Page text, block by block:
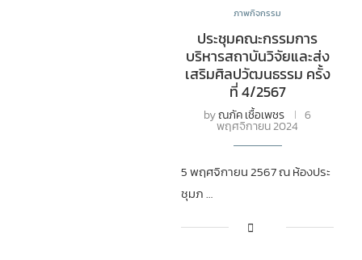
ภาพกิจกรรม
ประชุมคณะกรรมการ
บริหารสถาบันวิจัยและส่ง
เสริมศิลปวัฒนธรรม ครั้ง
ที่ 4/2567
byณภัค เชื้อเพชร 6
พฤศจิกายน 2024
5 พฤศจิกายน 2567 ณ ห้องประ
ชุมภ …